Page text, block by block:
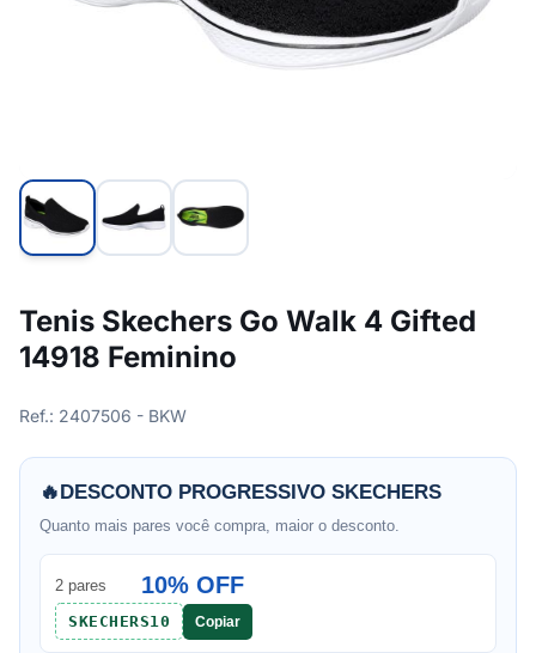
Tenis Skechers Go Walk 4 Gifted
14918 Feminino
Ref.: 2407506 - BKW
🔥DESCONTO PROGRESSIVO SKECHERS
Quanto mais pares você compra, maior o desconto.
2 pares 10% OFF
SKECHERS10 Copiar